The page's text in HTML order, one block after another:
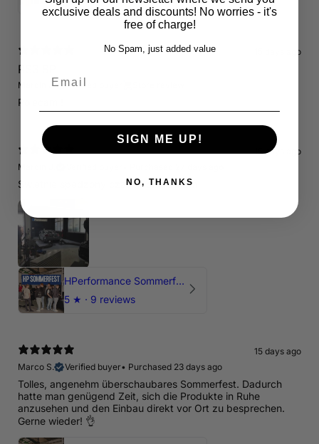
15 days ago
RS3 8P
Marcin J. Verified buyer
Polecam !
15 days ago
Marcin J.
Świetnie spedzony czas , Pozdrawiam
HPerformance Sommerfest 2026
5 ★ · 9 reviews
15 days ago
Marco S.
Verified buyer• Purchased 23 days ago
Tolles, angenehm überschaubares Sommerfest. Dadurch
hatte man genügend Zeit, sich die Produkte in Ruhe
anzusehen und den Einbau direkt vor Ort zu besprechen.
Gerne wieder! 👌
exclusive deals and discounts! No worries - it's
free of charge!
No Spam, just added value
SIGN ME UP!
NO, THANKS